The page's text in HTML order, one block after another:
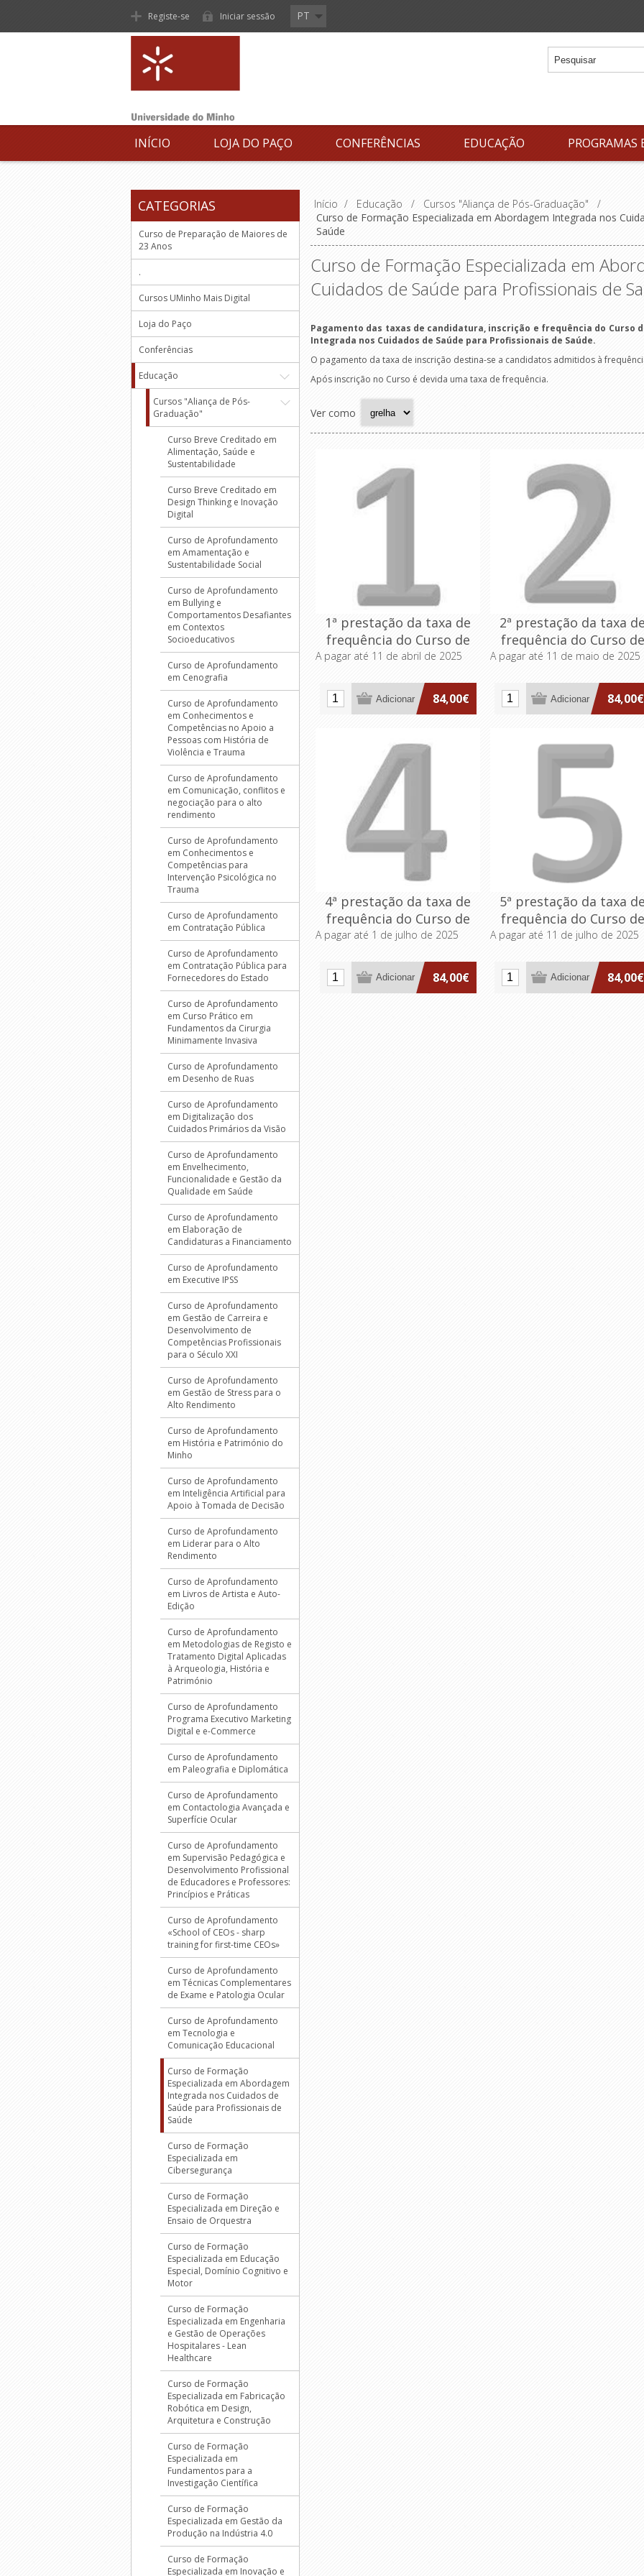
Registe-se Iniciar sessão PT
INÍCIO LOJA DO PAÇO CONFERÊNCIAS EDUCAÇÃO PROGRAMAS
Início / Educação / Cursos "Aliança de Pós-Graduação"
/
Curso de Formação Especializada em Abordagem Integrada nos
Saúde
Curso de Formação Especializada em
Cuidados de Saúde para Profissionais de
Pagamento das taxas de candidatura, inscrição e frequência do Curso
Integrada nos Cuidados de Saúde para Profissionais de Saúde.
O pagamento da taxa de inscrição destina-se a candidatos admitidos à
Após inscrição no Curso é devida uma taxa de frequência.
Ver como
1ª prestação da taxa de
frequência do Curso de
Formação Especializada
nos Cuidados de Saúde
para Profissionais de
A pagar até 11 de abril de 2025
84,00€
2ª prestação da taxa de
frequência do Curso de
Formação Especializada
nos Cuidados de Saúde
para Profissionais de
A pagar até 11 de maio de 2025
84,00€
4ª prestação da taxa de
frequência do Curso de
Formação Especializada
nos Cuidados de Saúde
para Profissionais de
A pagar até 1 de julho de 2025
84,00€
5ª prestação da taxa de
frequência do Curso de
Formação Especializada
nos Cuidados de Saúde
para Profissionais de
A pagar até 11 de julho de 2025
84,00€
CATEGORIAS
Curso de Preparação de Maiores de
23 Anos
.
Cursos UMinho Mais Digital
Loja do Paço
Conferências
Educação
Cursos "Aliança de Pós-
Graduação"
Curso Breve Creditado em
Alimentação, Saúde e
Sustentabilidade
Curso Breve Creditado em
Design Thinking e Inovação
Digital
Curso de Aprofundamento
em Amamentação e
Sustentabilidade Social
Curso de Aprofundamento
em Bullying e
Comportamentos Desafiantes
em Contextos
Socioeducativos
Curso de Aprofundamento
em Cenografia
Curso de Aprofundamento
em Conhecimentos e
Competências no Apoio a
Pessoas com História de
Violência e Trauma
Curso de Aprofundamento
em Comunicação, conflitos e
negociação para o alto
rendimento
Curso de Aprofundamento
em Conhecimentos e
Competências para
Intervenção Psicológica no
Trauma
Curso de Aprofundamento
em Contratação Pública
Curso de Aprofundamento
em Contratação Pública para
Fornecedores do Estado
Curso de Aprofundamento
em Curso Prático em
Fundamentos da Cirurgia
Minimamente Invasiva
Curso de Aprofundamento
em Desenho de Ruas
Curso de Aprofundamento
em Digitalização dos
Cuidados Primários da Visão
Curso de Aprofundamento
em Envelhecimento,
Funcionalidade e Gestão da
Qualidade em Saúde
Curso de Aprofundamento
em Elaboração de
Candidaturas a Financiamento
Curso de Aprofundamento
em Executive IPSS
Curso de Aprofundamento
em Gestão de Carreira e
Desenvolvimento de
Competências Profissionais
para o Século XXI
Curso de Aprofundamento
em Gestão de Stress para o
Alto Rendimento
Curso de Aprofundamento
em História e Património do
Minho
Curso de Aprofundamento
em Inteligência Artificial para
Apoio à Tomada de Decisão
Curso de Aprofundamento
em Liderar para o Alto
Rendimento
Curso de Aprofundamento
em Livros de Artista e Auto-
Edição
Curso de Aprofundamento
em Metodologias de Registo e
Tratamento Digital Aplicadas
à Arqueologia, História e
Património
Curso de Aprofundamento
Programa Executivo Marketing
Digital e e-Commerce
Curso de Aprofundamento
em Paleografia e Diplomática
Curso de Aprofundamento
em Contactologia Avançada e
Superfície Ocular
Curso de Aprofundamento
em Supervisão Pedagógica e
Desenvolvimento Profissional
de Educadores e Professores:
Princípios e Práticas
Curso de Aprofundamento
«School of CEOs - sharp
training for first-time CEOs»
Curso de Aprofundamento
em Técnicas Complementares
de Exame e Patologia Ocular
Curso de Aprofundamento
em Tecnologia e
Comunicação Educacional
Curso de Formação
Especializada em Abordagem
Integrada nos Cuidados de
Saúde para Profissionais de
Saúde
Curso de Formação
Especializada em
Cibersegurança
Curso de Formação
Especializada em Direção e
Ensaio de Orquestra
Curso de Formação
Especializada em Educação
Especial, Domínio Cognitivo e
Motor
Curso de Formação
Especializada em Engenharia
e Gestão de Operações
Hospitalares - Lean
Healthcare
Curso de Formação
Especializada em Fabricação
Robótica em Design,
Arquitetura e Construção
Curso de Formação
Especializada em
Fundamentos para a
Investigação Científica
Curso de Formação
Especializada em Gestão da
Produção na Indústria 4.0
Curso de Formação
Especializada em Inovação e